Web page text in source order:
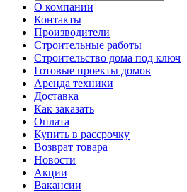
О компании
Контакты
Производители
Строительные работы
Строительство дома под ключ
Готовые проекты домов
Аренда техники
Доставка
Как заказать
Оплата
Купить в рассрочку
Возврат товара
Новости
Акции
Вакансии